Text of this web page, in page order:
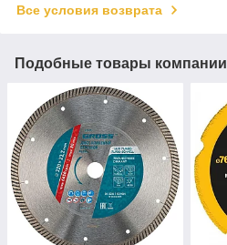
Все условия возврата
Подобные товары компании